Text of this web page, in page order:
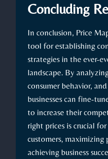
Concluding
In conclusion, Price
tool for establishing
strategies in the ever-
landscape. By
consumer behavior,
businesses can fine-
to increase their
right prices is crucial
customers,
achieving business